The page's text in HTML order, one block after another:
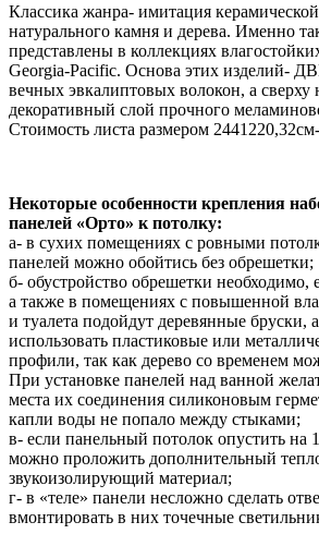
Классика жанра- имитация
натурального камня и дерева. Именно
представлены в коллекциях
Georgia-Pacific. Основа этих изделий-
вечных эвкалиптовых волокон, а сверху
декоративный слой прочного
Стоимость листа размером
Некоторые особенности крепления
панелей «Орто» к потолку:
а- в сухих помещениях с ровными
панелей можно обойтись без обрешетки;
б- обустройство обрешетки необходимо,
а также в помещениях с повышенной
и туалета подойдут деревянные бруски,
использовать пластиковые или
профили, так как дерево со временем
При установке панелей над ванной
места их соединения силиконовым
капли воды не попало между стыками;
в- если панельный потолок опустить на
можно проложить дополнительный
звукоизолирующий материал;
г- в «теле» панели несложно сделать
вмонтировать в них точечные